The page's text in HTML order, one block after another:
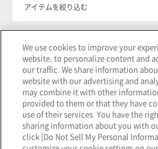
アイテムを絞り込む
価格帯を絞り込む
選択を解除する
We use cookies to improve your
website, to personalize content and
our traffic. We share information
website with our advertising and
may combine it with other
provided to them or that they have
use of their services. You have the
sharing information about you with
click [Do Not Sell My Personal